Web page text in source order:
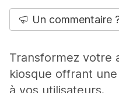
Un commentaire
Transformez votre
kiosque offrant
à vos utilisateurs.